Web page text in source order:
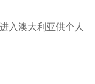
入澳大利亚供个人